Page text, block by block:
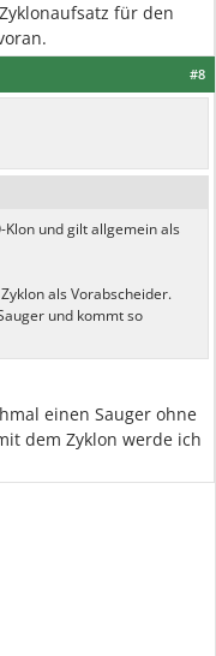
für den
#8
Klon und gilt allgemein als
als Vorabscheider.
und kommt so
einen Sauger ohne
dem Zyklon werde ich